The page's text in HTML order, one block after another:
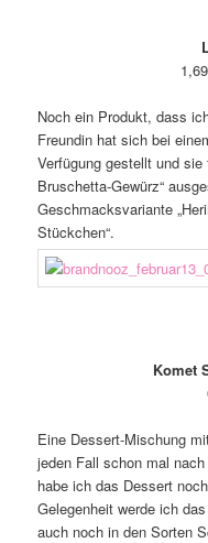
Noch ein Produkt, dass
Freundin hat sich bei
Verfügung gestellt und
Bruschetta-Gewürz“
Geschmacksvariante
Stückchen“.
Komet
Eine Dessert-Mischung
jeden Fall schon mal
habe ich das Dessert
Gelegenheit werde ich
auch noch in den Sorten